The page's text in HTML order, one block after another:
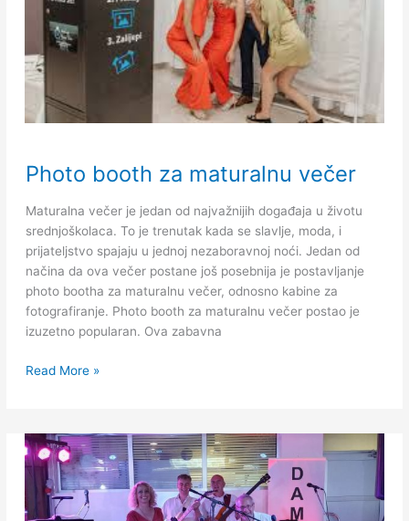
Photo booth za maturalnu večer
Maturalna večer je jedan od najvažnijih događaja u životu
srednjoškolaca. To je trenutak kada se slavlje, moda, i
prijateljstvo spajaju u jednoj nezaboravnoj noći. Jedan od
načina da ova večer postane još posebnija je postavljanje
photo bootha za maturalnu večer, odnosno kabine za
fotografiranje. Photo booth za maturalnu večer postao je
izuzetno popularan. Ova zabavna
booth
maturalnu
večer
Read More »